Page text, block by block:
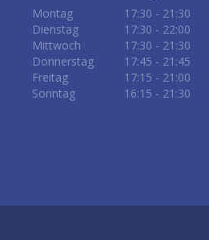
Montag
17:30 - 21:30
Dienstag
17:30 - 22:00
Mittwoch
17:30 - 21:30
Donnerstag
17:45 - 21:45
Freitag
17:15 - 21:00
Sonntag
16:15 - 21:30